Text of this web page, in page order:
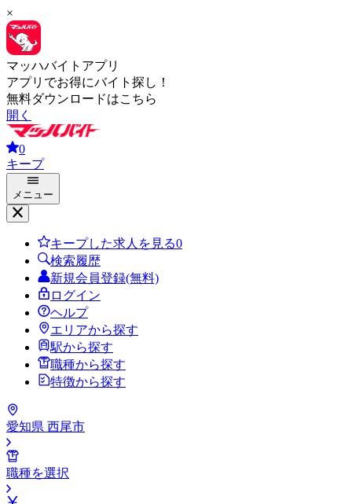
×
マッハバイトアプリ
アプリでお得にバイト探し！
無料ダウンロードはこちら
開く
0
キープ
メニュー
キープした求人を見る0
検索履歴
新規会員登録(無料)
ログイン
ヘルプ
エリアから探す
駅から探す
職種から探す
特徴から探す
愛知県 西尾市
職種を選択